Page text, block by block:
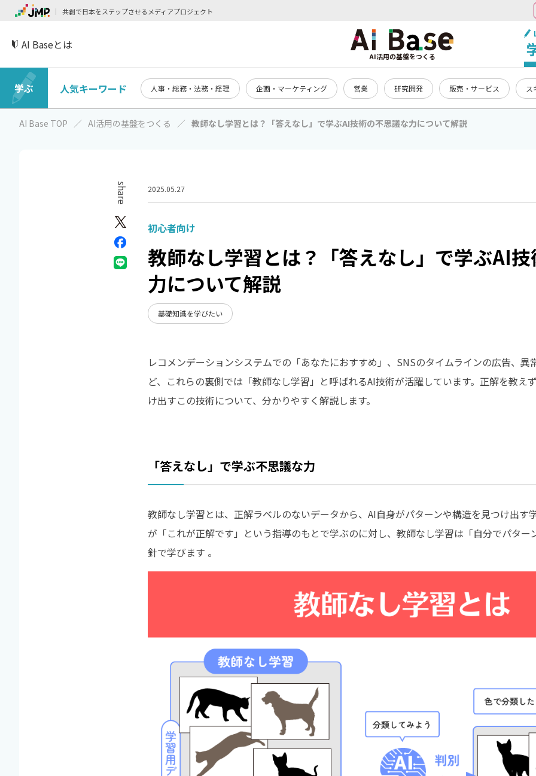
共創で日本をステップさせるメディアプロジェクト
AI活用の基盤をつくる
AI Baseとは
学ぶ 人気キーワード 人事・総務・法務・経理 企画・マーケティング 営業 研究開発 販売・サービス ス
AI Base TOP AI活用の基盤をつくる 教師なし学習とは？「答えなし」で学ぶAI技術の不思議な力について解説
2025.05.27
初心者向け
教師なし学習とは？「答えなし」で学ぶAI
力について解説
基礎知識を学びたい
レコメンデーションシステムでの「あなたにおすすめ」、SNSのタイムラインの広告、異
ど、これらの裏側では「教師なし学習」と呼ばれるAI技術が活躍しています。正解を教え
け出すこの技術について、分かりやすく解説します。
「答えなし」で学ぶ不思議な力
教師なし学習とは、正解ラベルのないデータから、AI自身がパターンや構造を見つけ出す
が「これが正解です」という指導のもとで学ぶのに対し、教師なし学習は「自分でパター
針で学びます 。
share